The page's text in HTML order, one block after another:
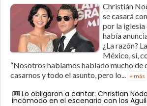
Christián
se casará
por la iglesia
había
¿La razón?
México, sí,
“Nosotros habíamos hablado mucho de
casarnos y todo el asunto, pero lo...
+ más
Lo obligaron a cantar: Christian
incómodo en el escenario con los